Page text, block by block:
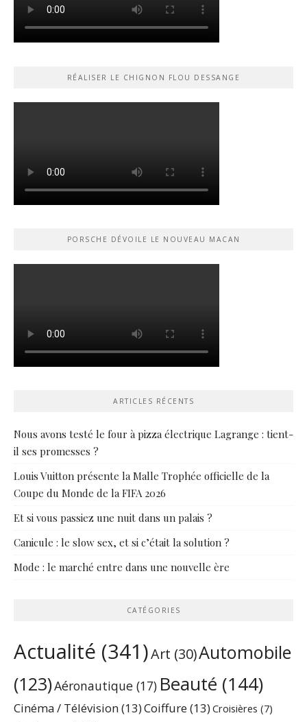
RÉALISER LE CHIGNON FLOU DESSANGE
PORSCHE DÉVOILE LE NOUVEAU MACAN
ARTICLES RÉCENTS
Nous avons testé le four à pizza électrique Lagrange : tient-
il ses promesses ?
Louis Vuitton présente la Malle Trophée officielle de la
Coupe du Monde de la FIFA 2026
Et si vous passiez une nuit dans un palais ?
Canicule : le slow sex, et si c’était la solution ?
Mode : le marché entre dans une nouvelle ère
CATÉGORIES
Actualité (341)Art (30)Automobile
(123)Aéronautique (17) Beauté (144)
Cinéma / Télévision(13)Coiffure(13) Croisières (7)